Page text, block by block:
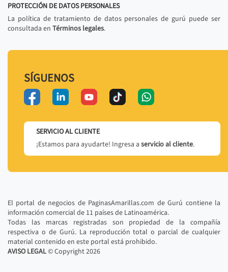
PROTECCIÓN DE DATOS PERSONALES
La política de tratamiento de datos personales de gurú puede ser
consultada en Términos legales.
SÍGUENOS
SERVICIO AL CLIENTE
¡Estamos para ayudarte! Ingresa a servicio al cliente.
El portal de negocios de PaginasAmarillas.com de Gurú contiene la
información comercial de 11 países de Latinoamérica.
Todas las marcas registradas son propiedad de la compañía
respectiva o de Gurú. La reproducción total o parcial de cualquier
material contenido en este portal está prohibido.
AVISO LEGAL© Copyright2026